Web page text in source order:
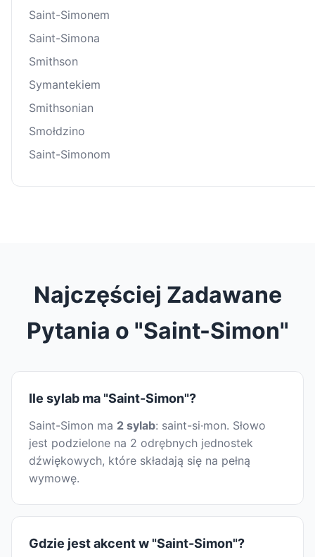
Saint-Simonem
Saint-Simona
Smithson
Symantekiem
Smithsonian
Smołdzino
Saint-Simonom
Najczęściej Zadawane
Pytania o "Saint-Simon"
Ile sylab ma "Saint-Simon"?
Saint-Simon ma 2 sylab: saint-si·mon. Słowo
jest podzielone na 2 odrębnych jednostek
dźwiękowych, które składają się na pełną
wymowę.
Gdzie jest akcent w "Saint-Simon"?